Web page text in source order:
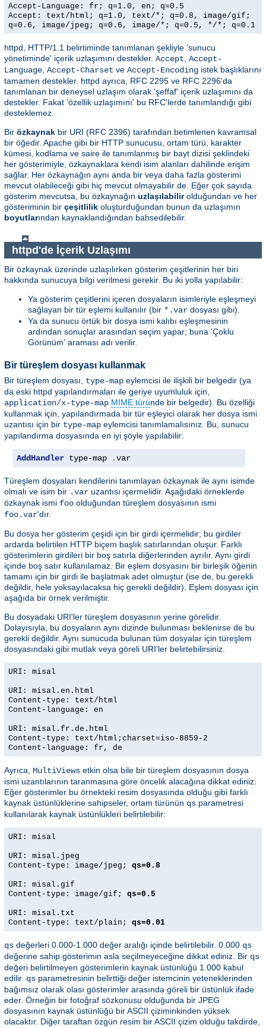
Accept-Language: fr; q=1.0, en; q=0.5
Accept: text/html; q=1.0, text/*; q=0.8, image/gif;
q=0.6, image/jpeg; q=0.6, image/*; q=0.5, */*; q=0.1
httpd, HTTP/1.1 belirtiminde tanımlanan şekliyle 'sunucu
yönetiminde' içerik uzlaşımını destekler. Accept Accept-
Language Accept-Charset ve Accept-Encoding istek başlıklarını
tamamen destekler. httpd ayrıca, RFC 2295 ve RFC 2296'da
tanımlanan bir deneysel uzlaşım olarak 'şeffaf' içerik uzlaşımını da
destekler. Fakat 'özellik uzlaşımını' bu RFC'lerde tanımlandığı gibi
desteklemez.
Bir özkaynak bir URI (RFC 2396) tarafından betimlenen kavramsal
bir öğedir. Apache gibi bir HTTP sunucusu, ortam türü, karakter
kümesi, kodlama ve saire ile tanımlanmış bir bayt dizisi şeklindeki
her gösterimiyle, özkaynaklara kendi isim alanları dahilinde erişim
sağlar. Her özkaynağın aynı anda bir veya daha fazla gösterimi
mevcut olabileceği gibi hiç mevcut olmayabilir de. Eğer çok sayıda
gösterim mevcutsa, bu özkaynağın uzlaşılabilirolduğundan ve her
gösteriminin bir çeşitlilik oluşturduğundan bunun da uzlaşımın
boyutlarından kaynaklandığından bahsedilebilir.
httpd'de İçerik Uzlaşımı
Bir özkaynak üzerinde uzlaşılırken gösterim çeşitlerinin her biri
hakkında sunucuya bilgi verilmesi gerekir. Bu iki yolla yapılabilir:
Ya gösterim çeşitlerini içeren dosyaların isimleriyle eşleşmeyi
sağlayan bir tür eşlemi kullanılır (bir *.var dosyası gibi).
Ya da sunucu örtük bir dosya ismi kalıbı eşleşmesinin
ardından sonuçlar arasından seçim yapar; buna 'Çoklu
Görünüm' araması adı verilir.
Bir türeşlem dosyası kullanmak
Bir türeşlem dosyası, type-map eylemcisi ile ilişkili bir belgedir (ya
da eski httpd yapılandırmaları ile geriye uyumluluk için,
application/x-type-map MIME türünde bir belgedir). Bu özelliği
kullanmak için, yapılandırmada bir tür eşleyici olarak her dosya ismi
uzantısı için bir type-map eylemcisi tanımlamalısınız. Bu, sunucu
yapılandırma dosyasında en iyi şöyle yapılabilir:
AddHandler type-map .var
Türeşlem dosyaları kendilerini tanımlayan özkaynak ile aynı isimde
olmalı ve isim bir .var uzantısı içermelidir. Aşağıdaki örneklerde
özkaynak ismi foo olduğundan türeşlem dosyasının ismi
foo.var'dır.
Bu dosya her gösterim çeşidi için bir girdi içermelidir; bu girdiler
ardarda belirtilen HTTP biçem başlık satırlarından oluşur. Farklı
gösterimlerin girdileri bir boş satırla diğerlerinden ayrılır. Aynı girdi
içinde boş satır kullanılamaz. Bir eşlem dosyasını bir birleşik öğenin
tamamı için bir girdi ile başlatmak adet olmuştur (ise de, bu gerekli
değildir, hele yoksayılacaksa hiç gerekli değildir). Eşlem dosyası için
aşağıda bir örnek verilmiştir.
Bu dosyadaki URI'ler türeşlem dosyasının yerine görelidir.
Dolayısıyla, bu dosyaların aynı dizinde bulunması beklenirse de bu
gerekli değildir. Aynı sunucuda bulunan tüm dosyalar için türeşlem
dosyasındaki gibi mutlak veya göreli URI'ler belirtebilirsiniz.
URI: misal
URI: misal.en.html
Content-type: text/html
Content-language: en
URI: misal.fr.de.html
Content-type: text/html;charset=iso-8859-2
Content-language: fr, de
Ayrıca, MultiViews etkin olsa bile bir türeşlem dosyasının dosya
ismi uzantılarının taranmasına göre öncelik alacağına dikkat ediniz.
Eğer gösterimler bu örnekteki resim dosyasında olduğu gibi farklı
kaynak üstünlüklerine sahipseler, ortam türünün qs parametresi
kullanılarak kaynak üstünlükleri belirtilebilir:
URI: misal
URI: misal.jpeg
Content-type: image/jpeg; qs=0.8
URI: misal.gif
Content-type: image/gif; qs=0.5
URI: misal.txt
Content-type: text/plain; qs=0.01
qs değerleri 0.000-1.000 değer aralığı içinde belirtilebilir. 0.000 qs
değerine sahip gösterimin asla seçilmeyeceğine dikkat ediniz. Bir qs
değeri belirtilmeyen gösterimlerin kaynak üstünlüğü 1.000 kabul
edilir. qs parametresinin belirttiği değer istemcinin yeteneklerinden
bağımsız olarak olası gösterimler arasında göreli bir üstünlük ifade
eder. Örneğin bir fotoğraf sözkonusu olduğunda bir JPEG
dosyasının kaynak üstünlüğü bir ASCII çiziminkinden yüksek
olacaktır. Diğer taraftan özgün resim bir ASCII çizim olduğu takdirde,